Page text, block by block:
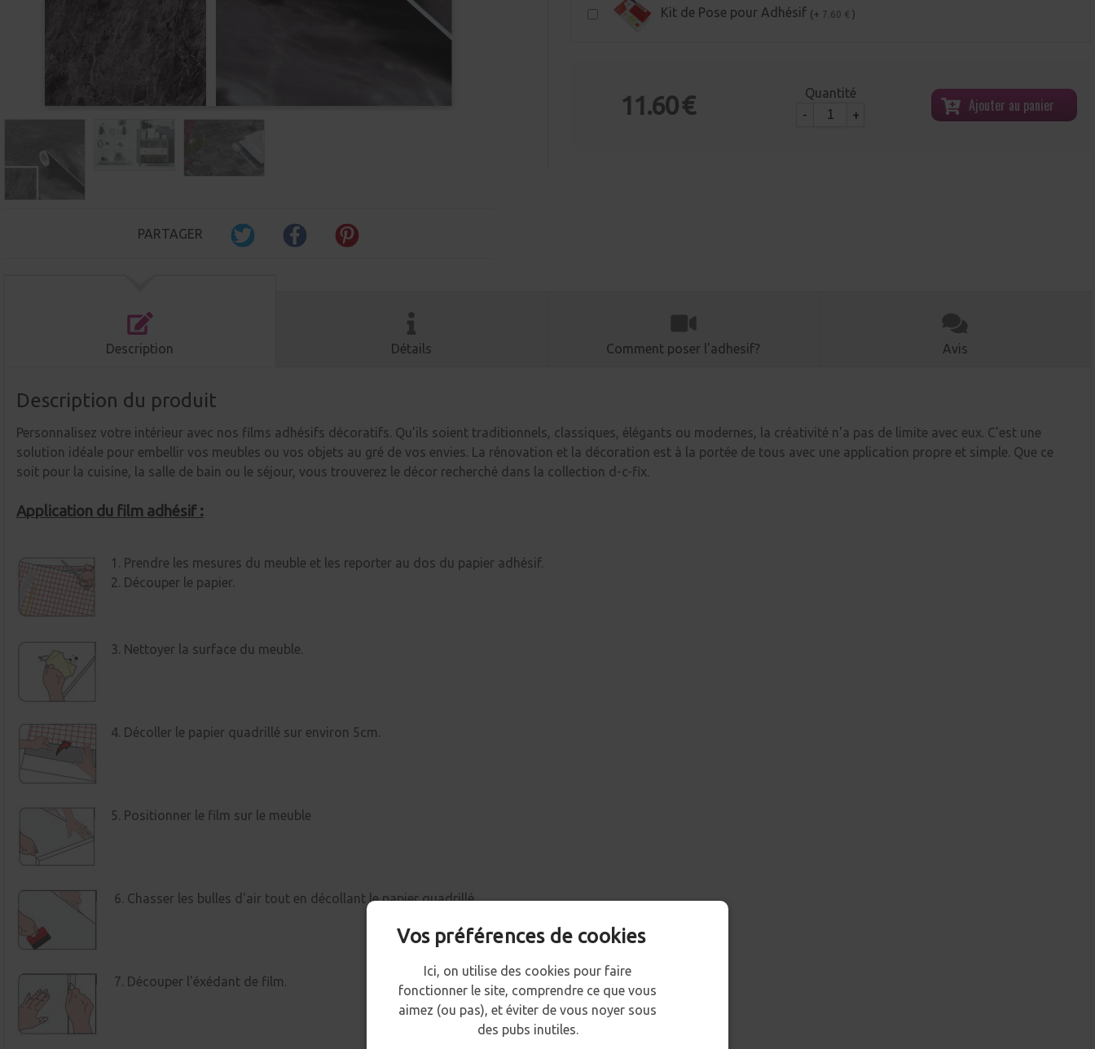
PARTAGER
Kit de Pose pour Adhésif (+ 7.60 € )
11.60 €
Quantité
-
+ Ajouter au panier
Description Détails Comment poser l'adhesif? Avis
Description du produit
Personnalisez votre intérieur avec nos films adhésifs décoratifs. Qu'ils soient traditionnels, classiques, élégants ou modernes, la créativité n'a pas de limite avec eux. C'est une
solution idéale pour embellir vos meubles ou vos objets au gré de vos envies. La rénovation et la décoration est à la portée de tous avec une application propre et simple. Que ce
soit pour la cuisine, la salle de bain ou le séjour, vous trouverez le décor recherché dans la collection d-c-fix.
Application du film adhésif :
1. Prendre les mesures du meuble et les reporter au dos du papier adhésif.
2. Découper le papier.
3. Nettoyer la surface du meuble.
4. Décoller le papier quadrillé sur environ 5cm.
5. Positionner le film sur le meuble
6. Chasser les bulles d'air tout en décollant le papier quadrillé.
7. Découper l'éxédant de film.
Vos préférences de cookies
Ici, on utilise des cookies pour faire
fonctionner le site, comprendre ce que vous
aimez (ou pas), et éviter de vous noyer sous
des pubs inutiles.